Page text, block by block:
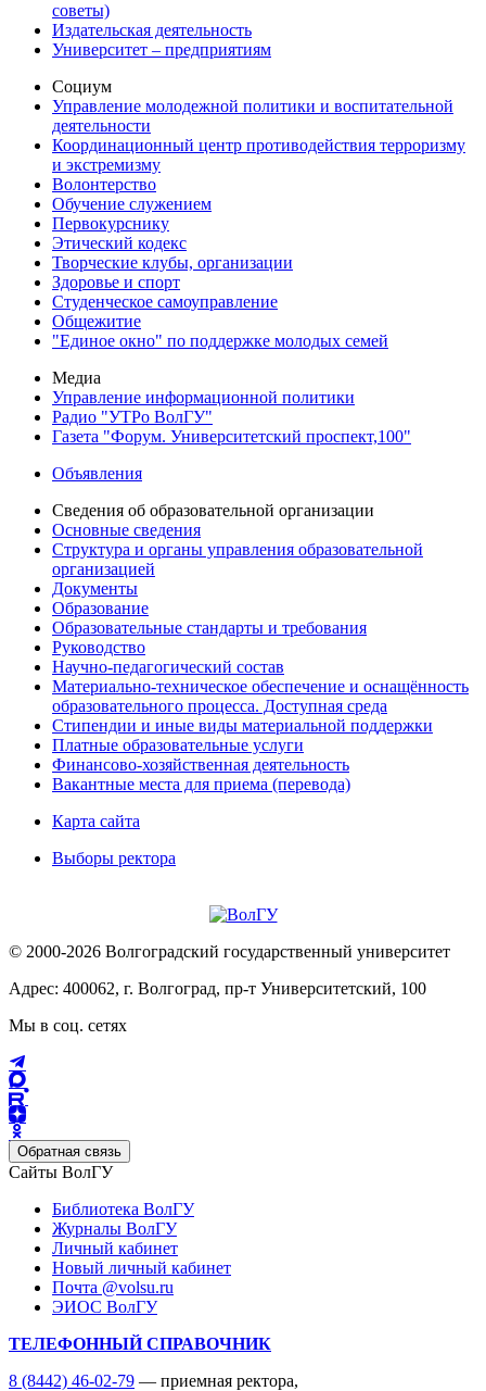
советы)
Издательская деятельность
Университет – предприятиям
Социум
Управление молодежной политики и воспитательной
деятельности
Координационный центр противодействия терроризму
и экстремизму
Волонтерство
Обучение служением
Первокурснику
Этический кодекс
Творческие клубы, организации
Здоровье и спорт
Студенческое самоуправление
Общежитие
"Единое окно" по поддержке молодых семей
Медиа
Управление информационной политики
Радио "УТРо ВолГУ"
Газета "Форум. Университетский проспект,100"
Объявления
Сведения об образовательной организации
Основные сведения
Структура и органы управления образовательной
организацией
Документы
Образование
Образовательные стандарты и требования
Руководство
Научно-педагогический состав
Материально-техническое обеспечение и оснащённость
образовательного процесса. Доступная среда
Стипендии и иные виды материальной поддержки
Платные образовательные услуги
Финансово-хозяйственная деятельность
Вакантные места для приема (перевода)
Карта сайта
Выборы ректора
© 2000-2026 Волгоградский государственный университет
Адрес: 400062, г. Волгоград, пр-т Университетский, 100
Мы в соц. сетях
Обратная связь
Сайты ВолГУ
Библиотека ВолГУ
Журналы ВолГУ
Личный кабинет
Новый личный кабинет
Почта @volsu.ru
ЭИОС ВолГУ
ТЕЛЕФОННЫЙ СПРАВОЧНИК
8 (8442) 46-02-79 — приемная ректора,